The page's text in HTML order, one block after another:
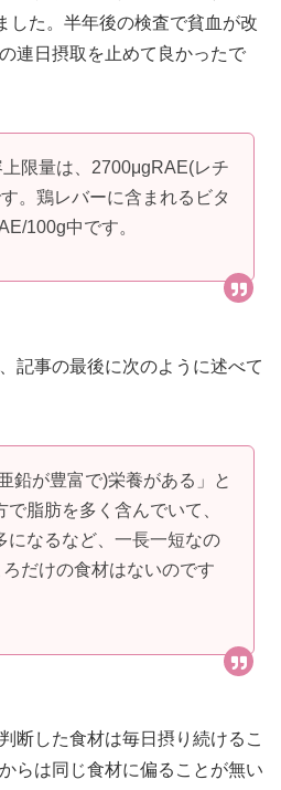
した。半年後の検査で貧血が改
連日摂取を止めて良かったで
限量は、2700μgRAE(レチ
。鶏レバーに含まれるビタ
100g中です。
記事の最後に次のように述べて
鉛が豊富で)栄養がある」と
脂肪を多く含んでいて、
になるなど、一長一短なの
だけの食材はないのです
断した食材は毎日摂り続けるこ
らは同じ食材に偏ることが無い